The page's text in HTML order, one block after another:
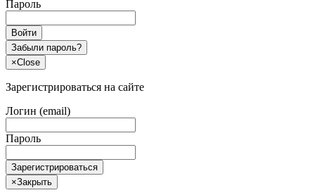
Пароль
Войти
Забыли пароль?
×Close
Зарегистрироваться на сайте
Логин (email)
Пароль
Зарегистрироваться
×Закрыть